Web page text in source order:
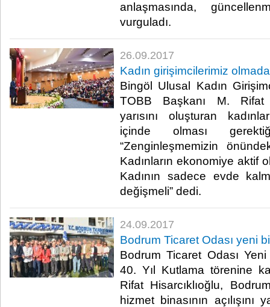
anlaşmasında,
vurguladı.​
26.09.2017
Kadın girişimcilerimiz
Bingöl Ulusal Kadın
TOBB Başkanı M. Rifat
yarısını oluşturan
içinde olması
“Zenginleşmemizin
Kadınların ekonomiye aktif
Kadının sadece evde
değişmeli” dedi.​
24.09.2017
Bodrum Ticaret Odası yeni
Bodrum Ticaret Odası
40. Yıl Kutlama törenine
Rifat Hisarcıklıoğlu,
hizmet binasının açılışını